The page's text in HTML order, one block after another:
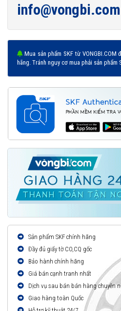
info@vongbi.com
Mua sản phẩm SKF từ VONGBI.COM
hãng. Tránh nguy cơ mua phải sản phẩm
Sản phẩm SKF chính hãng
Đầy đủ giấy tờ CO,CQ gốc
Bảo hành chính hãng
Giá bán cạnh tranh nhất
Dịch vụ sau bán bán hàng chuyên
Giao hàng toàn Quốc